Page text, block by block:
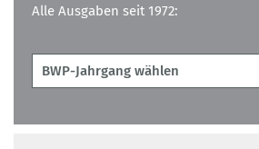
Alle Ausgaben seit 1972: